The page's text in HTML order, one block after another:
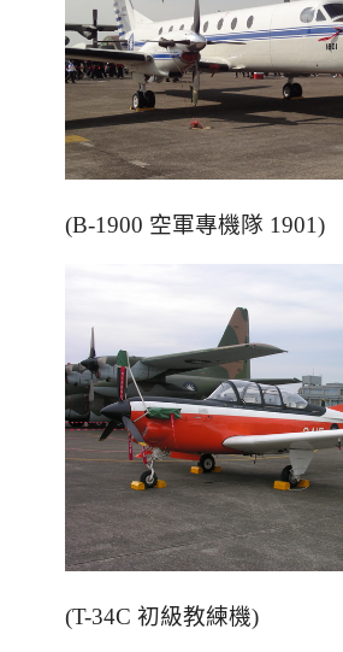
(B-1900 空軍專機隊 1901)
(T-34C 初級教練機)